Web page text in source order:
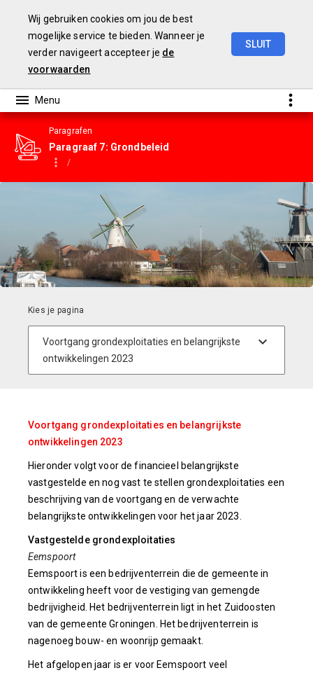
Wij gebruiken cookies om jou de best
mogelijke service te bieden. Wanneer je
verder navigeert accepteer je de
voorwaarden
SLUIT
Paragrafen
Paragraaf 7: Grondbeleid
Voortgang grondexploitaties en belangrijkste
ontwikkelingen 2023
Hieronder volgt voor de financieel belangrijkste
vastgestelde en nog vast te stellen grondexploitaties een
beschrijving van de voortgang en de verwachte
belangrijkste ontwikkelingen voor het jaar 2023.
Vastgestelde grondexploitaties
Eemspoort
Eemspoort is een bedrijventerrein die de gemeente in
ontwikkeling heeft voor de vestiging van gemengde
bedrijvigheid. Het bedrijventerrein ligt in het Zuidoosten
van de gemeente Groningen. Het bedrijventerrein is
nagenoeg bouw- en woonrijp gemaakt.
Het afgelopen jaar is er voor Eemspoort veel